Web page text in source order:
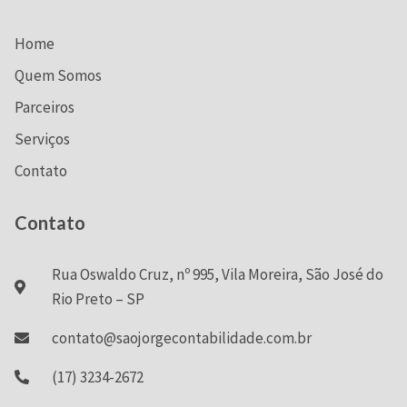
Home
Quem Somos
Parceiros
Serviços
Contato
Contato
Rua Oswaldo Cruz, nº 995, Vila Moreira, São José do
Rio Preto – SP
contato@saojorgecontabilidade.com.br
(17) 3234-2672